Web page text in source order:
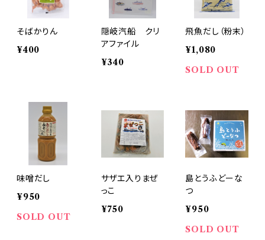
そばかりん
¥400
隠岐汽船 クリ
アファイル
¥340
飛魚だし（粉末）
¥1,080
SOLD OUT
味噌だし
¥950
SOLD OUT
サザエ入りまぜ
っこ
¥750
島とうふどーな
つ
¥950
SOLD OUT